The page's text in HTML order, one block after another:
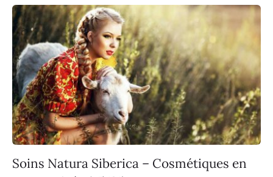
Soins Natura Siberica – Cosmétiques en